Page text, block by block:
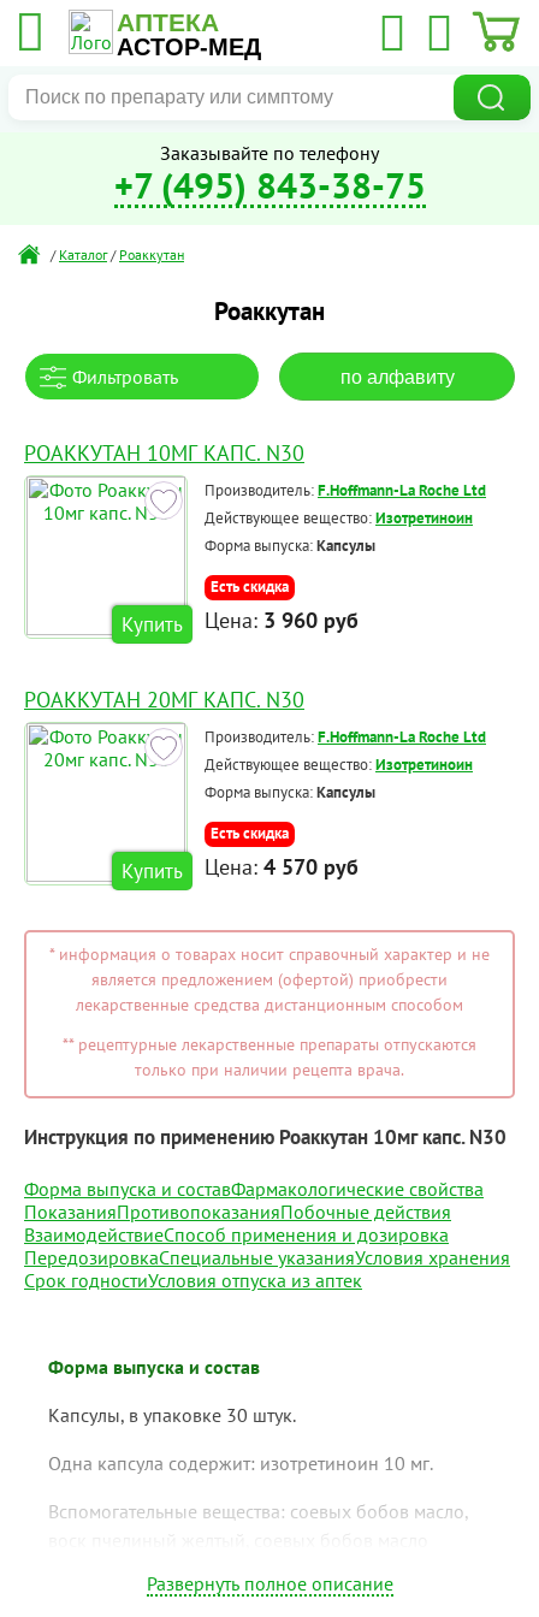
АПТЕКА
АСТОР-МЕД
Заказывайте по телефону
+7 (495) 843-38-75
/ Каталог / Роаккутан
Роаккутан
Фильтровать по алфавиту
РОАККУТАН 10МГ КАПС. N30
Купить
Производитель:F.Hoffmann-La Roche Ltd
Действующее вещество:Изотретиноин
Форма выпуска:Капсулы
Есть скидка
Цена: 3 960 руб
РОАККУТАН 20МГ КАПС. N30
Купить
Производитель:F.Hoffmann-La Roche Ltd
Действующее вещество:Изотретиноин
Форма выпуска:Капсулы
Есть скидка
Цена: 4 570 руб
* информация о товарах носит справочный характер и не
является предложением (офертой) приобрести
лекарственные средства дистанционным способом
** рецептурные лекарственные препараты отпускаются
только при наличии рецепта врача.
Инструкция по применению Роаккутан 10мг капс. N30
Форма выпуска и составФармакологические свойства
ПоказанияПротивопоказанияПобочные действия
ВзаимодействиеСпособ применения и дозировка
ПередозировкаСпециальные указанияУсловия хранения
Срок годностиУсловия отпуска из аптек
Форма выпуска и состав
Капсулы, в упаковке 30 штук.
Одна капсула содержит: изотретиноин 10 мг.
Вспомогательные вещества: соевых бобов масло,
частично гидрогенизированное.
Развернуть полное описание